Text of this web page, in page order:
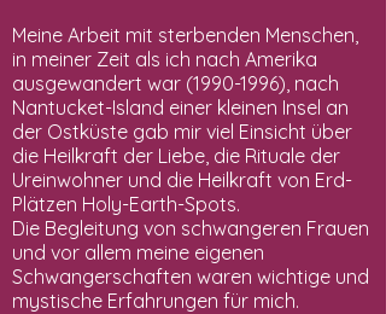
Meine Arbeit mit sterbenden Menschen,
in meiner Zeit als ich nach Amerika
ausgewandert war (1990-1996), nach
Nantucket-Island einer kleinen Insel an
der Ostküste gab mir viel Einsicht über
die Heilkraft der Liebe, die Rituale der
Ureinwohner und die Heilkraft von Erd-
Plätzen Holy-Earth-Spots.
Die Begleitung von schwangeren Frauen
und vor allem meine eigenen
Schwangerschaften waren wichtige und
mystische Erfahrungen für mich.